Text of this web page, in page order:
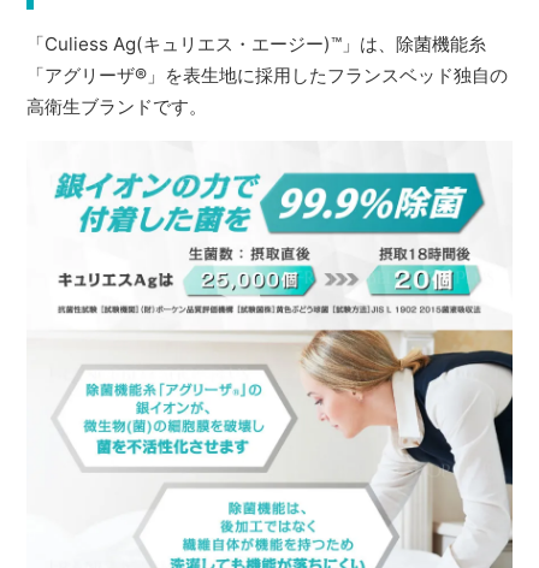
「Culiess Ag(キュリエス・エージー)™」は、除菌機能糸
「アグリーザ® 」を表生地に採用したフランスベッド独自の
高衛生ブランドです。